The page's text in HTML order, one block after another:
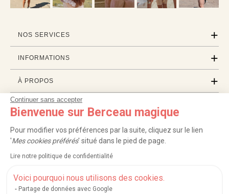
Continuer sans accepter
Bienvenue sur Berceau magique
Pour modifier vos préférences par la suite, cliquez sur le lien
'Mes cookies préférés' situé dans le pied de page.
Lire notre politique de confidentialité
Voici pourquoi nous utilisons des cookies.
Partage de données avec Google
NOS SERVICES
INFORMATIONS
À PROPOS
PROFESSIONNELS
LISTES CADEAUX
Service après-vente| FAQ |Rappels de produits|Protection des données
Mentions légales et crédits Conditions générales de ventes